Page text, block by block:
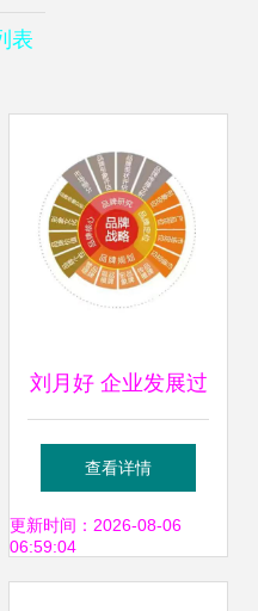
表
刘月好 企业发展过
程中品牌战略的重
要性与品牌管理
查看详情
更新时间：2026-08-06
06:59:04